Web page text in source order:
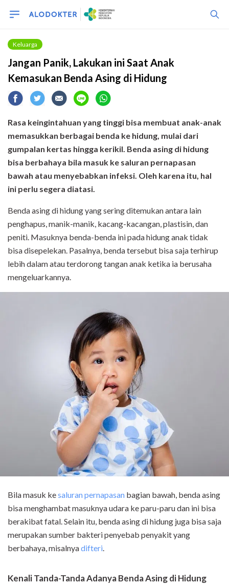
Keluarga
Jangan Panik, Lakukan ini Saat Anak
Kemasukan Benda Asing di Hidung
Rasa keingintahuan yang tinggi bisa membuat anak-anak
memasukkan berbagai benda ke hidung, mulai dari
gumpalan kertas hingga kerikil. Benda asing di hidung
bisa berbahaya bila masuk ke saluran pernapasan
bawah atau menyebabkan infeksi. Oleh karena itu, hal
ini perlu segera diatasi.
Benda asing di hidung yang sering ditemukan antara lain
penghapus, manik-manik, kacang-kacangan, plastisin, dan
peniti. Masuknya benda-benda ini pada hidung anak tidak
bisa disepelekan. Pasalnya, benda tersebut bisa saja terhirup
lebih dalam atau terdorong tangan anak ketika ia berusaha
mengeluarkannya.
Bila masuk kesaluran pernapasan bagian bawah, benda asing
bisa menghambat masuknya udara ke paru-paru dan ini bisa
berakibat fatal. Selain itu, benda asing di hidung juga bisa saja
merupakan sumber bakteri penyebab penyakit yang
berbahaya, misalnyadifteri.
Kenali Tanda-Tanda Adanya Benda Asing di Hidung